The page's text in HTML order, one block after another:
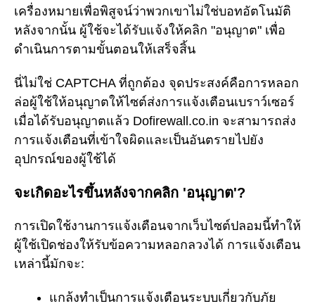
เครื่องหมายเพื่อพิสูจน์ว่าพวกเขาไม่ใช่บอทอัตโนมัติ
หลังจากนั้น ผู้ใช้จะได้รับแจ้งให้คลิก "อนุญาต" เพื่อ
ดำเนินการตามขั้นตอนให้เสร็จสิ้น
นี่ไม่ใช่ CAPTCHA ที่ถูกต้อง จุดประสงค์คือการหลอก
ล่อผู้ใช้ให้อนุญาตให้ไซต์ส่งการแจ้งเตือนเบราว์เซอร์
เมื่อได้รับอนุญาตแล้ว Dofirewall.co.in จะสามารถส่ง
การแจ้งเตือนที่เข้าใจผิดและเป็นอันตรายไปยัง
อุปกรณ์ของผู้ใช้ได้
จะเกิดอะไรขึ้นหลังจากคลิก 'อนุญาต'?
การเปิดใช้งานการแจ้งเตือนจากเว็บไซต์ปลอมนี้ทำให้
ผู้ใช้เปิดช่องให้รับข้อความหลอกลวงได้ การแจ้งเตือน
เหล่านี้มักจะ:
แกล้งทำเป็นการแจ้งเตือนระบบเกี่ยวกับภัย